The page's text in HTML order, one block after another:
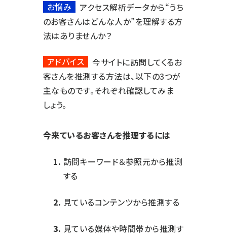
お悩み
アクセス解析データから“うち
のお客さんはどんな人か”を理解する方
法はありませんか？
アドバイス
今サイトに訪問してくるお
客さんを推測する方法は、以下の3つが
主なものです。それぞれ確認してみま
しょう。
今来ているお客さんを推理するには
訪問キーワード＆参照元から推測
する
見ているコンテンツから推測する
見ている媒体や時間帯から推測す